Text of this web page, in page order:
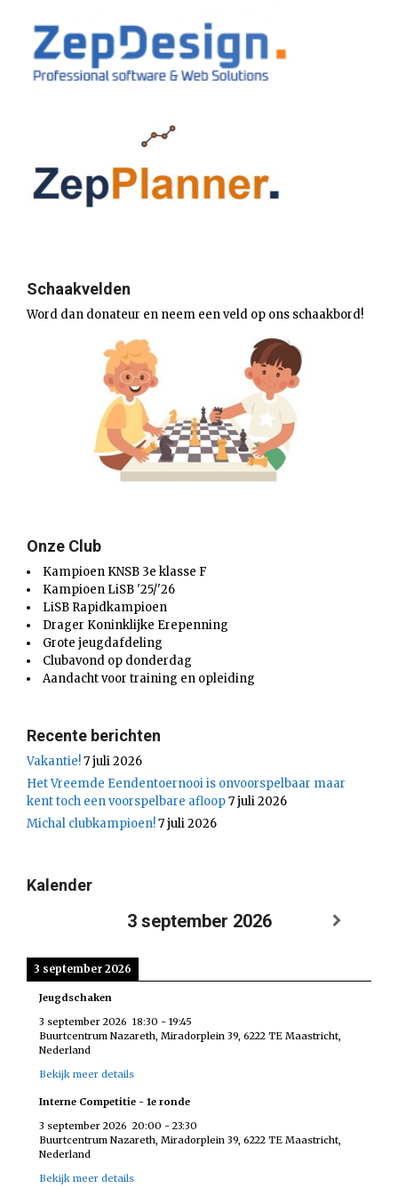
Schaakvelden
Word dan donateur en neem een veld op ons schaakbord!
Onze Club
Kampioen KNSB 3e klasse F
Kampioen LiSB '25/'26
LiSB Rapidkampioen
Drager Koninklijke Erepenning
Grote jeugdafdeling
Clubavond op donderdag
Aandacht voor training en opleiding
Recente berichten
Vakantie!7 juli 2026
Het Vreemde Eendentoernooi is onvoorspelbaar maar
kent toch een voorspelbare afloop7 juli 2026
Michal clubkampioen!7 juli 2026
Kalender
3 september 2026
3 september 2026
Jeugdschaken
3 september 2026 18:30 - 19:45
Buurtcentrum Nazareth, Miradorplein 39, 6222 TE Maastricht,
Nederland
Bekijk meer details
Interne Competitie - 1e ronde
3 september 2026 20:00 - 23:30
Buurtcentrum Nazareth, Miradorplein 39, 6222 TE Maastricht,
Nederland
Bekijk meer details